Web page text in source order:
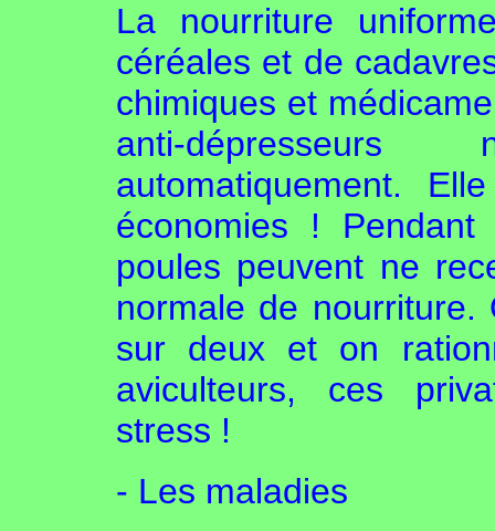
La nourriture
céréales et de
chimiques et
anti-
automatiquement.
économies !
poules peuvent ne
normale de
sur deux et on
aviculteurs, ces
stress !
- Les maladies